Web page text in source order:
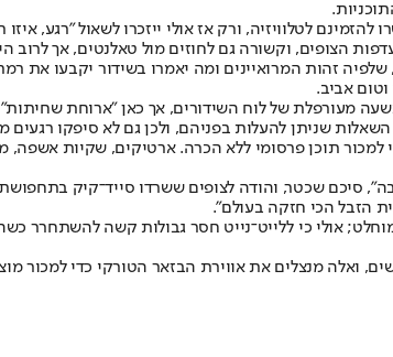
לטלוויזיה, ורק אז אולי ייזכרו לשאול "רגע,
הצופים, וקשורה גם לחוזים מול טאלנטים, אך לרוב
זהות המרואיינים ומה יאמרו בשידור יקבעו את
מעורפלת של לוח השידורים, אך כאן "ארוחת שחיתות"
שניתן להעלות בפניהם, ולכן גם לא סיפקו רגעים
תוכן פרסומי ללא הכרה. ארטיקים, שקיות אשפה,
סיכם שכטר, והודה לצופים ששרדו סייד־קיק
הזבל הכי חזקה בעולם".
אולי כי ללייט־נייט חסר גבולות קשה להשתחרר
ואלה מנצלים את אווירת הבזאר הטורקי כדי למכור